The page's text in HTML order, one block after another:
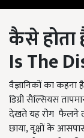
कैसे होता
Is The
वैज्ञानिकों का कहना
डिग्री सैल्सियस
देखते यह रोग फैलने
छाया, वृक्षों के